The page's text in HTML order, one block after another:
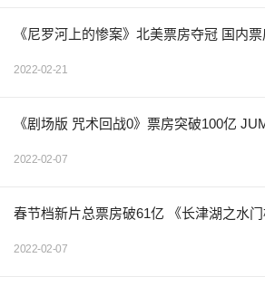
《尼罗河上的惨案》北美票房夺冠 国内
2022-02-21
《剧场版 咒术回战0》票房突破100亿
2022-02-07
春节档新片总票房破61亿 《长津湖之水
2022-02-07